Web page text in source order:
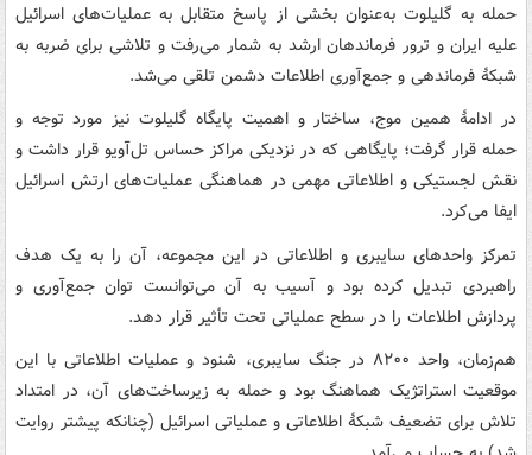
حمله به گلیلوت به‌عنوان بخشی از پاسخ متقابل به عملیات‌های اسرائیل
علیه ایران و ترور فرماندهان ارشد به شمار می‌رفت و تلاشی برای ضربه به
شبکهٔ فرماندهی و جمع‌آوری اطلاعات دشمن تلقی می‌شد.
در ادامهٔ همین موج، ساختار و اهمیت پایگاه گلیلوت نیز مورد توجه و
حمله قرار گرفت؛ پایگاهی که در نزدیکی مراکز حساس تل‌آویو قرار داشت و
نقش لجستیکی و اطلاعاتی مهمی در هماهنگی عملیات‌های ارتش اسرائیل
ایفا می‌کرد.
تمرکز واحدهای سایبری و اطلاعاتی در این مجموعه، آن را به یک هدف
راهبردی تبدیل کرده بود و آسیب به آن می‌توانست توان جمع‌آوری و
پردازش اطلاعات را در سطح عملیاتی تحت تأثیر قرار دهد.
هم‌زمان، واحد ۸۲۰۰ در جنگ سایبری، شنود و عملیات اطلاعاتی با این
موقعیت استراتژیک هماهنگ بود و حمله به زیرساخت‌های آن، در امتداد
تلاش برای تضعیف شبکهٔ اطلاعاتی و عملیاتی اسرائیل (چنانکه پیشتر روایت